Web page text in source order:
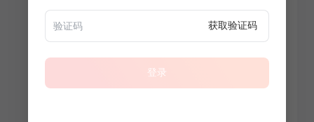
获取验证码
登录